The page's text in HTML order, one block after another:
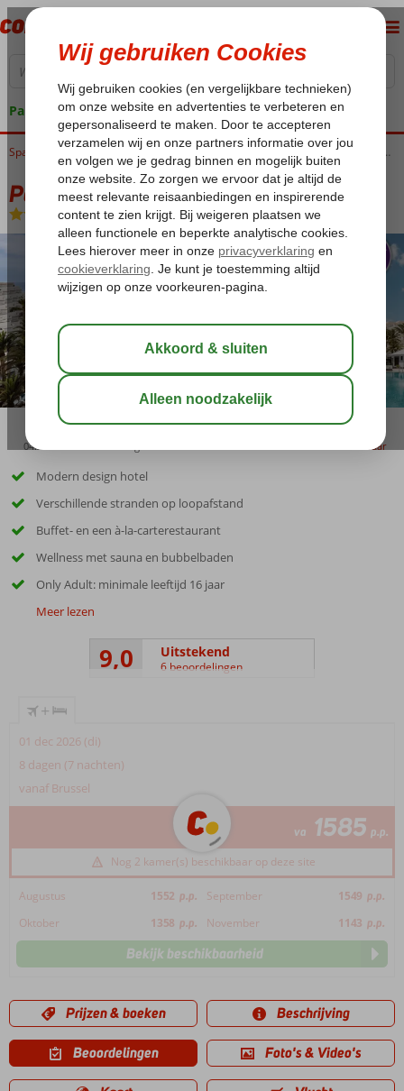
Pakketgarantie
Home Canarische Eilanden Lanzarote Costa Teguise Paradisus Salinas Lanzarote
Paradisus Salinas Lanzarote
All Inclusive-Hotel
04:30 bewaar
Modern design hotel
Verschillende stranden op loopafstand
Buffet- en een à-la-carterestaurant
Wellness met sauna en bubbelbaden
Only Adult: minimale leeftijd 16 jaar
Meer lezen
9,0 Uitstekend
6 beoordelingen
+
01 dec 2026 (di)
8 dagen (7 nachten)
vanaf Brussel
va 1585 p.p.
Nog 2 kamer(s) beschikbaar op deze site
Augustus 1552 p.p. September 1549 p.p.
Oktober
1358 p.p. November 1143 p.p.
Bekijk beschikbaarheid
Prijzen & boeken Beschrijving
Beoordelingen Foto's & Video's